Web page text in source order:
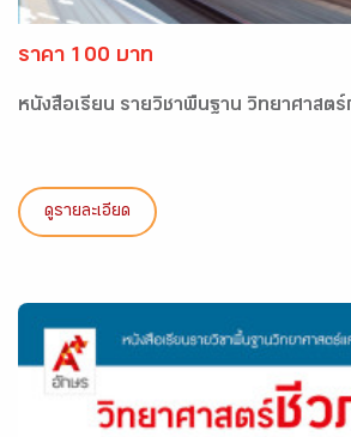
ราคา 100 บาท
หนังสือเรียน รายวิชาพื้นฐาน วิทยาศาสตร์
ดูรายละเอียด